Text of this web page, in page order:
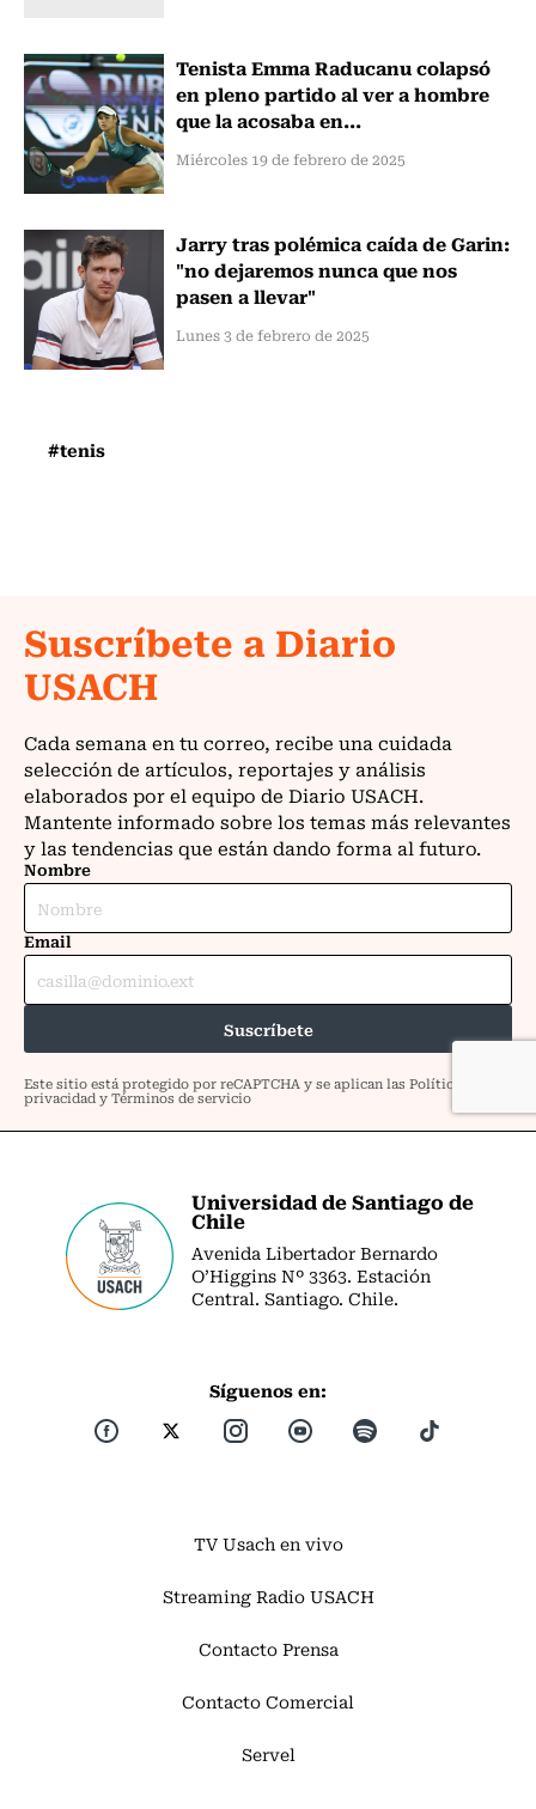
Tenista Emma Raducanu colapsó
en pleno partido al ver a hombre
que la acosaba en...
Miércoles 19 de febrero de 2025
Jarry tras polémica caída de Garin:
"no dejaremos nunca que nos
pasen a llevar"
Lunes 3 de febrero de 2025
#tenis
Universidad de Santiago de
Chile
Avenida Libertador Bernardo
O’Higgins Nº 3363. Estación
Central. Santiago. Chile.
Síguenos en:
TV Usach en vivo
Streaming Radio USACH
Contacto Prensa
Contacto Comercial
Servel